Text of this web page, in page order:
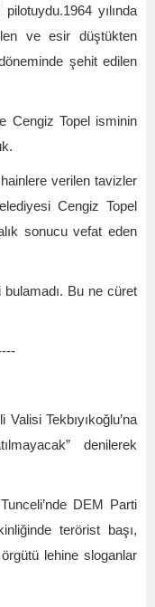
yılında
ve esir düştükten
şehit edilen
Cengiz Topel isminin
verilen tavizler
Cengiz Topel
sonucu vefat eden
Bu ne cüret
Tekbıyıkoğlu’na
denilerek
DEM Parti
terörist başı,
lehine sloganlar